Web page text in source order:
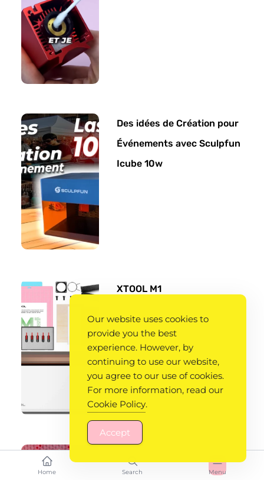
Home Search Menu
Des idées de Création pour
Événements avec Sculpfun
Icube 10w
XTOOL M1
Our website uses cookies to
provide you the best
experience. However, by
continuing to use our website,
you agree to our use of cookies.
For more information, read our
Cookie Policy.
Accept